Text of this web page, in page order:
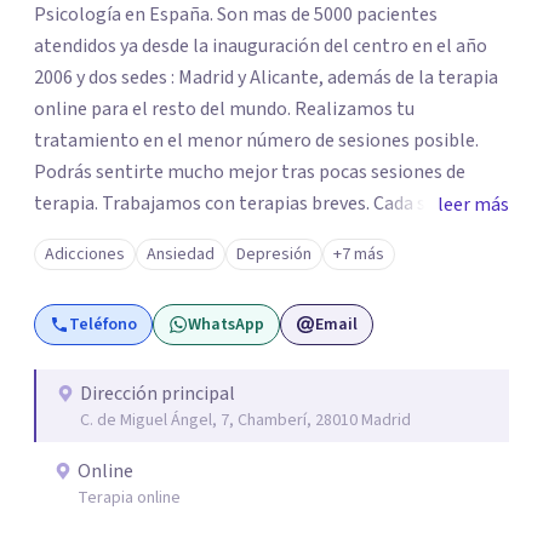
Psicología en España. Son mas de 5000 pacientes
atendidos ya desde la inauguración del centro en el año
2006 y dos sedes : Madrid y Alicante, además de la terapia
online para el resto del mundo. Realizamos tu
tratamiento en el menor número de sesiones posible.
Podrás sentirte mucho mejor tras pocas sesiones de
terapia. Trabajamos con terapias breves. Cada sesión de
terapia te resultará de utilidad y te ayudará a conseguir
tus objetivos. Entre nuestras especialidades destaca la
terapia de pareja y sexual, así como el tratamiento de
problemas emocionales, obsesiones, ansiedad , estrés,
además con un servicio de hipnosis regresiva para el
trabajo de "Terapia del Alma".
leer más
Adicciones Ansiedad Depresión +7 más
Teléfono WhatsApp Email
Dirección principal
C. de Miguel Ángel, 7, Chamberí, 28010 Madrid
Online
Terapia online